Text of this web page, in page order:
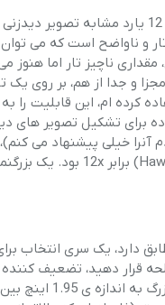
دارد یا نه استفاده کرد. تضعیف کننده در 40
به صورت مجزا و جدا از هم،
کرده ام، این قابلیت
برای تشکیل تصویر های
دارد، یک سری انتخاب
هستند! بگذارید